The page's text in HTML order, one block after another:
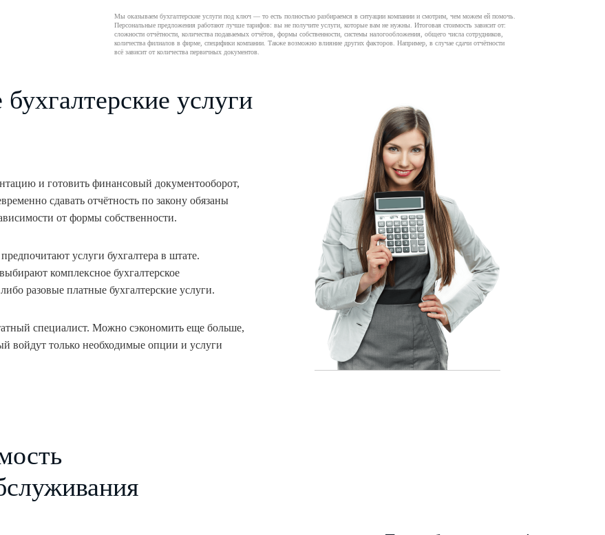
Мы оказываем бухгалтерские услуги под ключ — то есть полностью разбираемся в ситуации компании и смотрим, чем можем ей помочь.
Персональные предложения работают лучше тарифов: вы не получите услуги, которые вам не нужны. Итоговая стоимость зависит от:
сложности отчётности, количества подаваемых отчётов, формы собственности, системы налогообложения, общего числа сотрудников,
количества филиалов в фирме, специфики компании. Также возможно влияние других факторов. Например, в случае сдачи отчётности
всё зависит от количества первичных документов.
услуги
и готовить финансовый документооборот,
сдавать отчётность по закону обязаны
от формы собственности.
услуги бухгалтера в штате.
комплексное бухгалтерское
разовые платные бухгалтерские услуги.
специалист. Можно сэкономить еще больше,
войдут только необходимые опции и услуги